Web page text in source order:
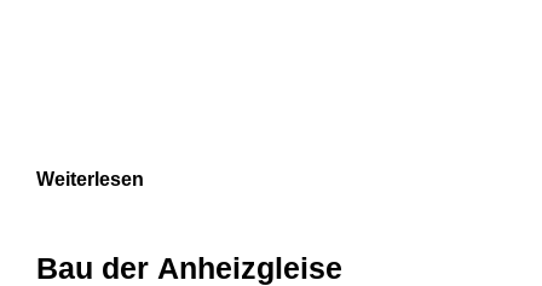
Weiterlesen
Bau der Anheizgleise